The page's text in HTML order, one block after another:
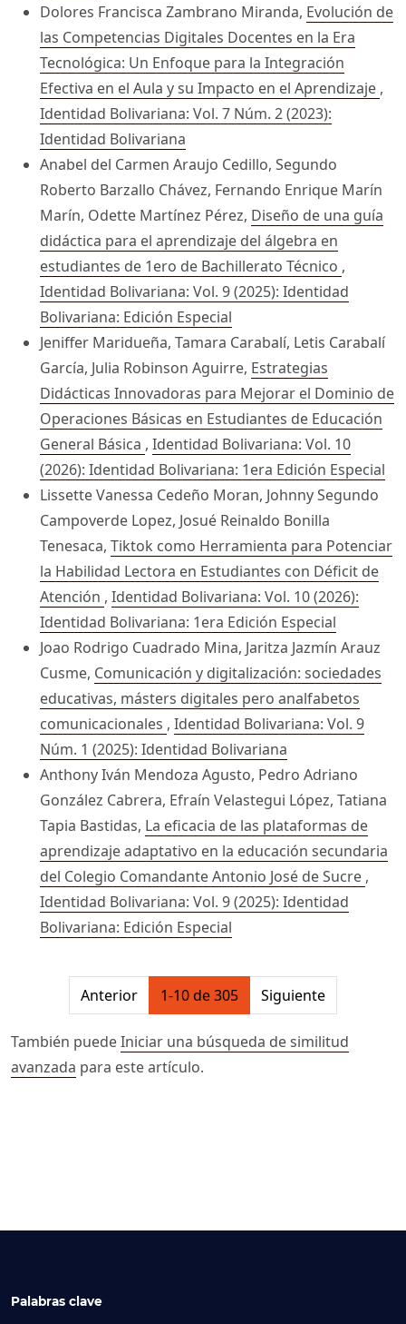
Dolores Francisca Zambrano Miranda, Evolución de
las Competencias Digitales Docentes en la Era
Tecnológica: Un Enfoque para la Integración
Efectiva en el Aula y su Impacto en el Aprendizaje ,
Identidad Bolivariana: Vol. 7 Núm. 2 (2023):
Identidad Bolivariana
Anabel del Carmen Araujo Cedillo, Segundo
Roberto Barzallo Chávez, Fernando Enrique Marín
Marín, Odette Martínez Pérez, Diseño de una guía
didáctica para el aprendizaje del álgebra en
estudiantes de 1ero de Bachillerato Técnico ,
Identidad Bolivariana: Vol. 9 (2025): Identidad
Bolivariana: Edición Especial
Jeniffer Maridueña, Tamara Carabalí, Letis Carabalí
García, Julia Robinson Aguirre, Estrategias
Didácticas Innovadoras para Mejorar el Dominio de
Operaciones Básicas en Estudiantes de Educación
General Básica , Identidad Bolivariana: Vol. 10
(2026): Identidad Bolivariana: 1era Edición Especial
Lissette Vanessa Cedeño Moran, Johnny Segundo
Campoverde Lopez, Josué Reinaldo Bonilla
Tenesaca, Tiktok como Herramienta para Potenciar
la Habilidad Lectora en Estudiantes con Déficit de
Atención , Identidad Bolivariana: Vol. 10 (2026):
Identidad Bolivariana: 1era Edición Especial
Joao Rodrigo Cuadrado Mina, Jaritza Jazmín Arauz
Cusme, Comunicación y digitalización: sociedades
educativas, másters digitales pero analfabetos
comunicacionales , Identidad Bolivariana: Vol. 9
Núm. 1 (2025): Identidad Bolivariana
Anthony Iván Mendoza Agusto, Pedro Adriano
González Cabrera, Efraín Velastegui López, Tatiana
Tapia Bastidas, La eficacia de las plataformas de
aprendizaje adaptativo en la educación secundaria
del Colegio Comandante Antonio José de Sucre ,
Identidad Bolivariana: Vol. 9 (2025): Identidad
Bolivariana: Edición Especial
##issue.pagination##
Anterior 1-10 de 305 Siguiente
También puedeIniciar una búsqueda de similitud
avanzada para este artículo.
Palabras clave